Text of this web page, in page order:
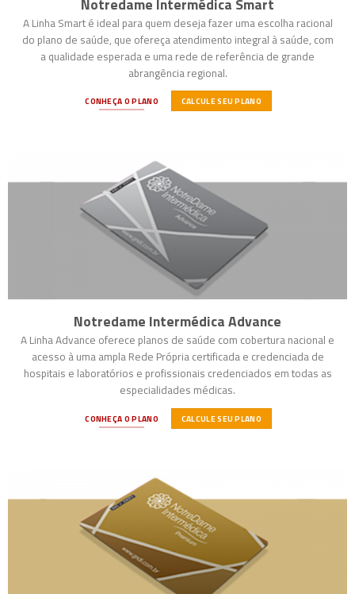
Notredame Intermédica Smart
A Linha Smart é ideal para quem deseja fazer uma escolha racional
do plano de saúde, que ofereça atendimento integral à saúde, com
a qualidade esperada e uma rede de referência de grande
abrangência regional.
CONHEÇA O PLANO CALCULE SEU PLANO
Notredame Intermédica Advance
A Linha Advance oferece planos de saúde com cobertura nacional e
acesso à uma ampla Rede Própria certificada e credenciada de
hospitais e laboratórios e profissionais credenciados em todas as
especialidades médicas.
CONHEÇA O PLANO CALCULE SEU PLANO